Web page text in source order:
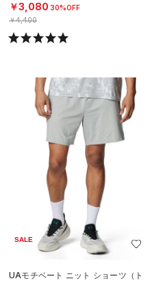
￥3,080 30%OFF
￥4,400
SALE
UAモチベート ニット ショーツ（ト